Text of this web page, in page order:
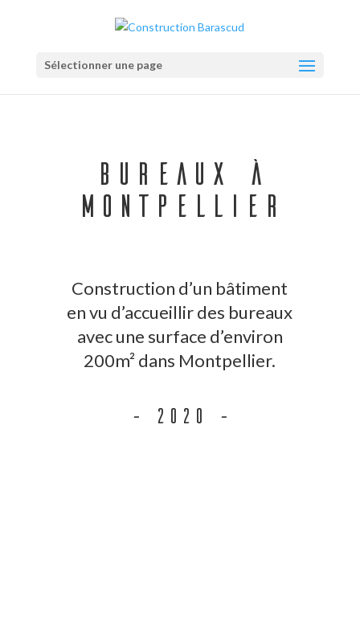
Sélectionner une page
Bureaux à
Montpellier
Construction d’un bâtiment
en vu d’accueillir des bureaux
avec une surface d’environ
200m² dans Montpellier.
– 2020 –